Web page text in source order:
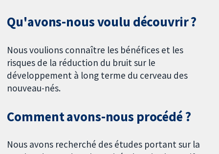
Qu'avons-nous voulu découvrir ?
Nous voulions connaître les bénéfices et les
risques de la réduction du bruit sur le
développement à long terme du cerveau des
nouveau-nés.
Comment avons-nous procédé ?
Nous avons recherché des études portant sur la